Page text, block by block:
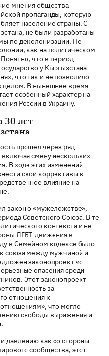
мнения общества
пропаганды, которую
население страны. С
не были разработаны
по деколонизации. Не
как на политическом
что в период
у Кыргызстана
что так и не позволило
целом. В нынешнее время
особенный характер на
России в Украину.
30 лет
прошел через ряд
смену нескольких
В ходе этих изменений
свои коррективы в
влияние на
закон о «мужеложстве»,
Советского Союза. В те
контекста и не
ЛГБТ-движения в
в Семейном кодексе было
союза между мужчиной и
законопроект «о
опасения среди
Этот законопроект
за
отношения к
что могло
свободы выражения и
давлению как со стороны
сообщества, этот